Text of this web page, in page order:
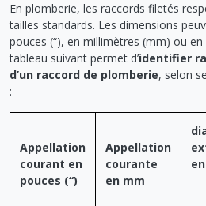
En plomberie, les raccords filetés
tailles standards. Les dimensions
pouces (“), en millimètres (mm) ou
tableau suivant permet d’identifier
d’un raccord de plomberie, selon
:
Appellation
courant en
pouces (“)
Appellation
courante
en mm